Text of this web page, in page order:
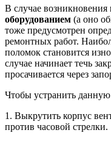
В случае возникновения
оборудованием (а оно
тоже предусмотрен
ремонтных работ.
поломок становится
случае начинает течь
просачивается через
Чтобы устранить
1. Выкрутить корпус
против часовой стрелки.